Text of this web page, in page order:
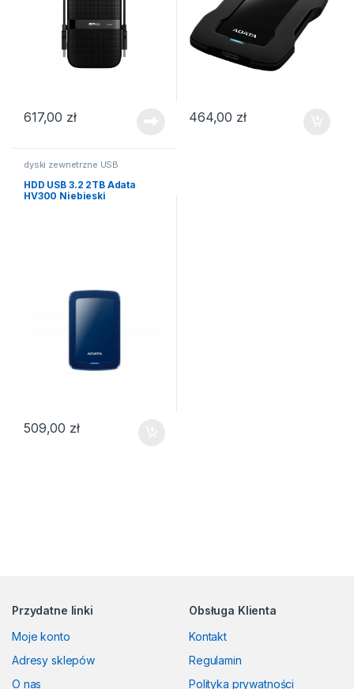
617,00 zł 464,00 zł
dyski zewnetrzne USB
HDD USB 3.2 2TB Adata
HV300 Niebieski
509,00 zł
Przydatne linki
Moje konto
Adresy sklepów
O nas
Obsługa Klienta
Kontakt
Regulamin
Polityka prywatności